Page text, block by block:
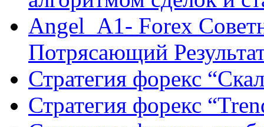
Angel_A1- Forex
Потрясающий
Стратегия форекс
Стратегия форекс